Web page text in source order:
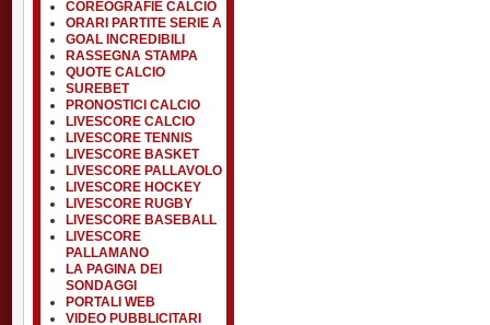
COREOGRAFIE CALCIO
ORARI PARTITE SERIE A
GOAL INCREDIBILI
RASSEGNA STAMPA
QUOTE CALCIO
SUREBET
PRONOSTICI CALCIO
LIVESCORE CALCIO
LIVESCORE TENNIS
LIVESCORE BASKET
LIVESCORE PALLAVOLO
LIVESCORE HOCKEY
LIVESCORE RUGBY
LIVESCORE BASEBALL
LIVESCORE
PALLAMANO
LA PAGINA DEI
SONDAGGI
PORTALI WEB
VIDEO PUBBLICITARI